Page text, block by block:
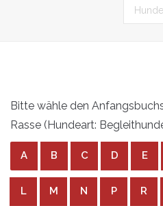
Bitte wähle den
Rasse (Hundeart:
A B C D E
L M N P R